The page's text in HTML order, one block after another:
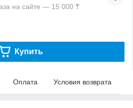
на сайте — 15 000 ₸
Купить
Оплата Условия возврата